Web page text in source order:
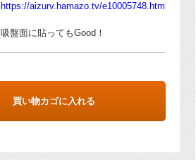
https://aizurv.hamazo.tv/e10005748.html
吸盤面に貼ってもGood！
買い物カゴに入れる